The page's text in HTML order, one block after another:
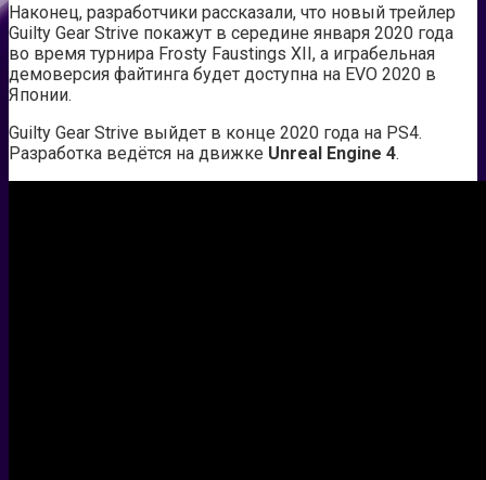
Наконец, разработчики рассказали, что новый трейлер
Guilty Gear Strive покажут в середине января 2020 года
во время турнира Frosty Faustings XII, а играбельная
демоверсия файтинга будет доступна на EVO 2020 в
Японии.
Guilty Gear Strive выйдет в конце 2020 года на PS4.
Разработка ведётся на движке Unreal Engine 4.